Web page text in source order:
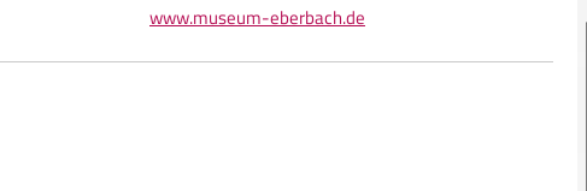
www.museum-eberbach.de